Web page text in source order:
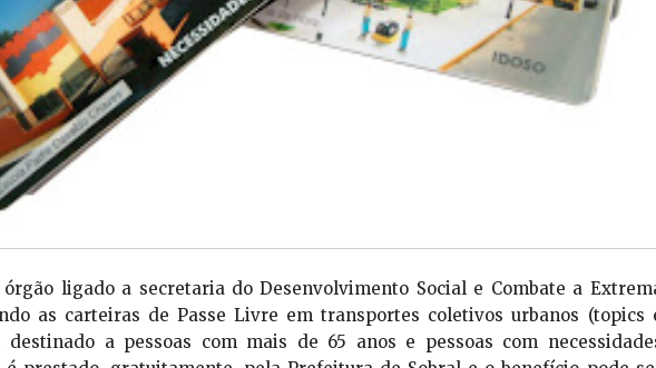
órgão ligado a secretaria do Desenvolvimento Social e Combate a
as carteiras de Passe Livre em transportes coletivos urbanos (topics
destinado a pessoas com mais de 65 anos e pessoas com